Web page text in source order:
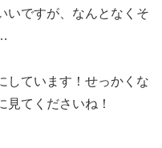
いですが、なんとなくそ
しています！せっかくな
てくださいね！